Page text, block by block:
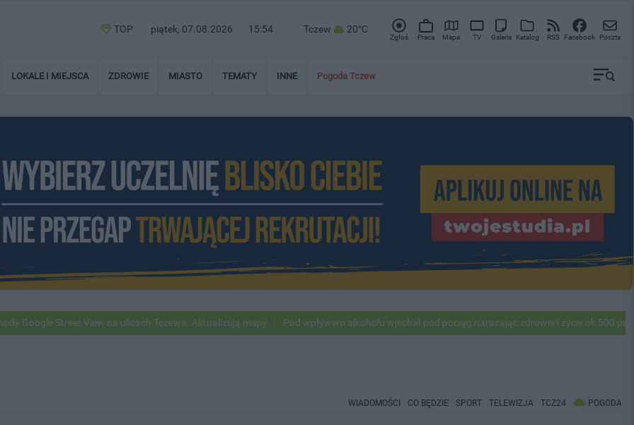
TOP piątek, 07.08.2026 15:54 Tczew 20°C
Zgłoś Praca Mapa TV Galeria Katalog RSS Facebook Poczta
LOKALE I MIEJSCA ZDROWIE MIASTO TEMATY INNE Pogoda Tczew
Google Street View na ulicach Tczewa. Aktualizują mapy Pod wpływem alkoholu wjechał pod pociąg narażając zdrowie i życie ok 500
WIADOMOŚCI CO BĘDZIE SPORT TELEWIZJA TCZ24 POGODA